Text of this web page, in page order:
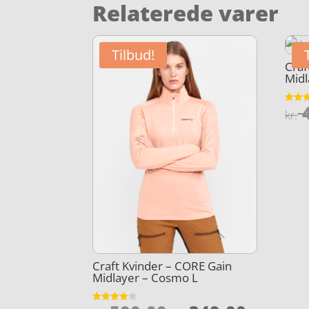
Relaterede varer
Tilbud!
Craft Kvinder – CORE Gain
Midlayer – Cosmo L
4.4
kr.